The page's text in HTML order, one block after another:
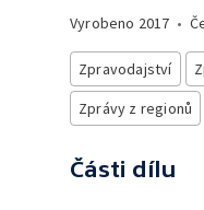
Vyrobeno 2017 •
Zpravodajství
Zprávy z regionů
Části dílu